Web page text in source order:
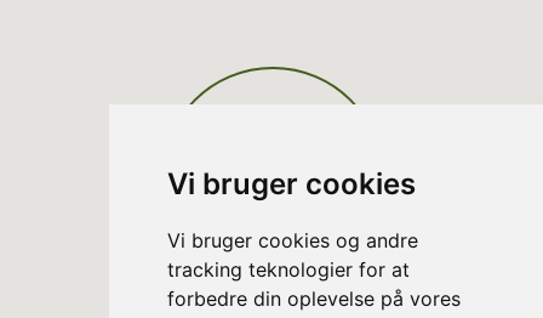
Vi bruger cookies
Vi bruger cookies og andre
tracking teknologier for at
forbedre din oplevelse på vores